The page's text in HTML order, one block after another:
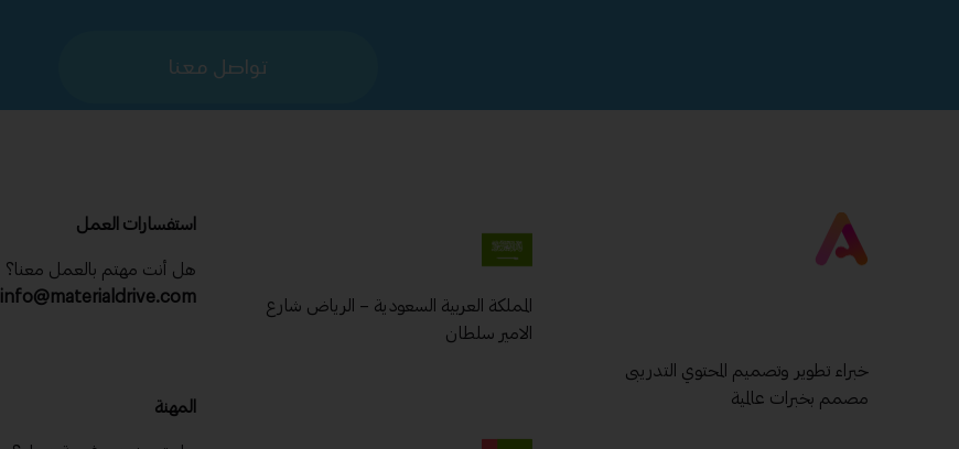
تواصل معنا
خبراء تطوير وتصميم المحتوي التدريبى
مصمم بخبرات عالمية
المملكة العربية السعودية – الرياض شارع
الامير سلطان
استفسارات العمل
هل أنت مهتم بالعمل معنا؟
info@materialdrive.com
المهنة